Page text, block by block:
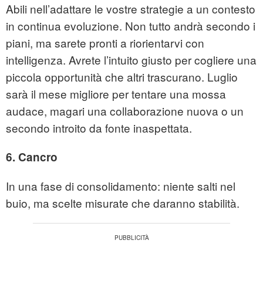
Abili nell’adattare le vostre strategie a un contesto
in continua evoluzione. Non tutto andrà secondo i
piani, ma sarete pronti a riorientarvi con
intelligenza. Avrete l’intuito giusto per cogliere una
piccola opportunità che altri trascurano. Luglio
sarà il mese migliore per tentare una mossa
audace, magari una collaborazione nuova o un
secondo introito da fonte inaspettata.
6. Cancro
In una fase di consolidamento: niente salti nel
buio, ma scelte misurate che daranno stabilità.